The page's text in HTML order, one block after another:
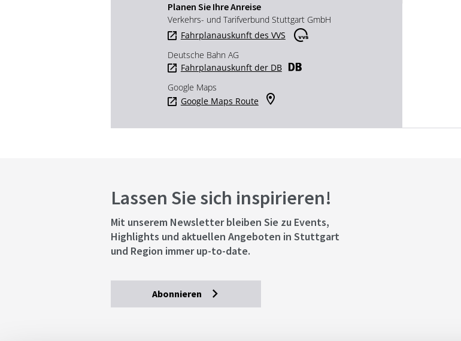
Planen Sie Ihre Anreise
Verkehrs- und Tarifverbund Stuttgart GmbH
Fahrplanauskunft des VVS
Deutsche Bahn AG
Fahrplanauskunft der DB
Google Maps
Google Maps Route
Lassen Sie sich inspirieren!
Mit unserem Newsletter bleiben Sie zu Events,
Highlights und aktuellen Angeboten in Stuttgart
und Region immer up-to-date.
Abonnieren